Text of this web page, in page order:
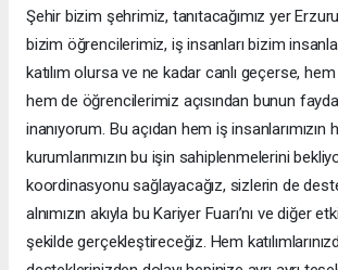
Şehir bizim şehrimiz, tanıtacağımız yer
bizim öğrencilerimiz, iş insanları bizim
katılım olursa ve ne kadar canlı geçerse, hem
hem de öğrencilerimiz açısından bunun
inanıyorum. Bu açıdan hem iş insanlarımızın
kurumlarımızın bu işin sahiplenmelerini
koordinasyonu sağlayacağız, sizlerin de
alnımızın akıyla bu Kariyer Fuarı’nı ve diğer
şekilde gerçekleştireceğiz. Hem